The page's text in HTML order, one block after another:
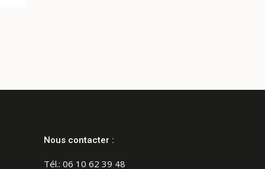
Nous contacter :
Tél.: 06 10 62 39 48